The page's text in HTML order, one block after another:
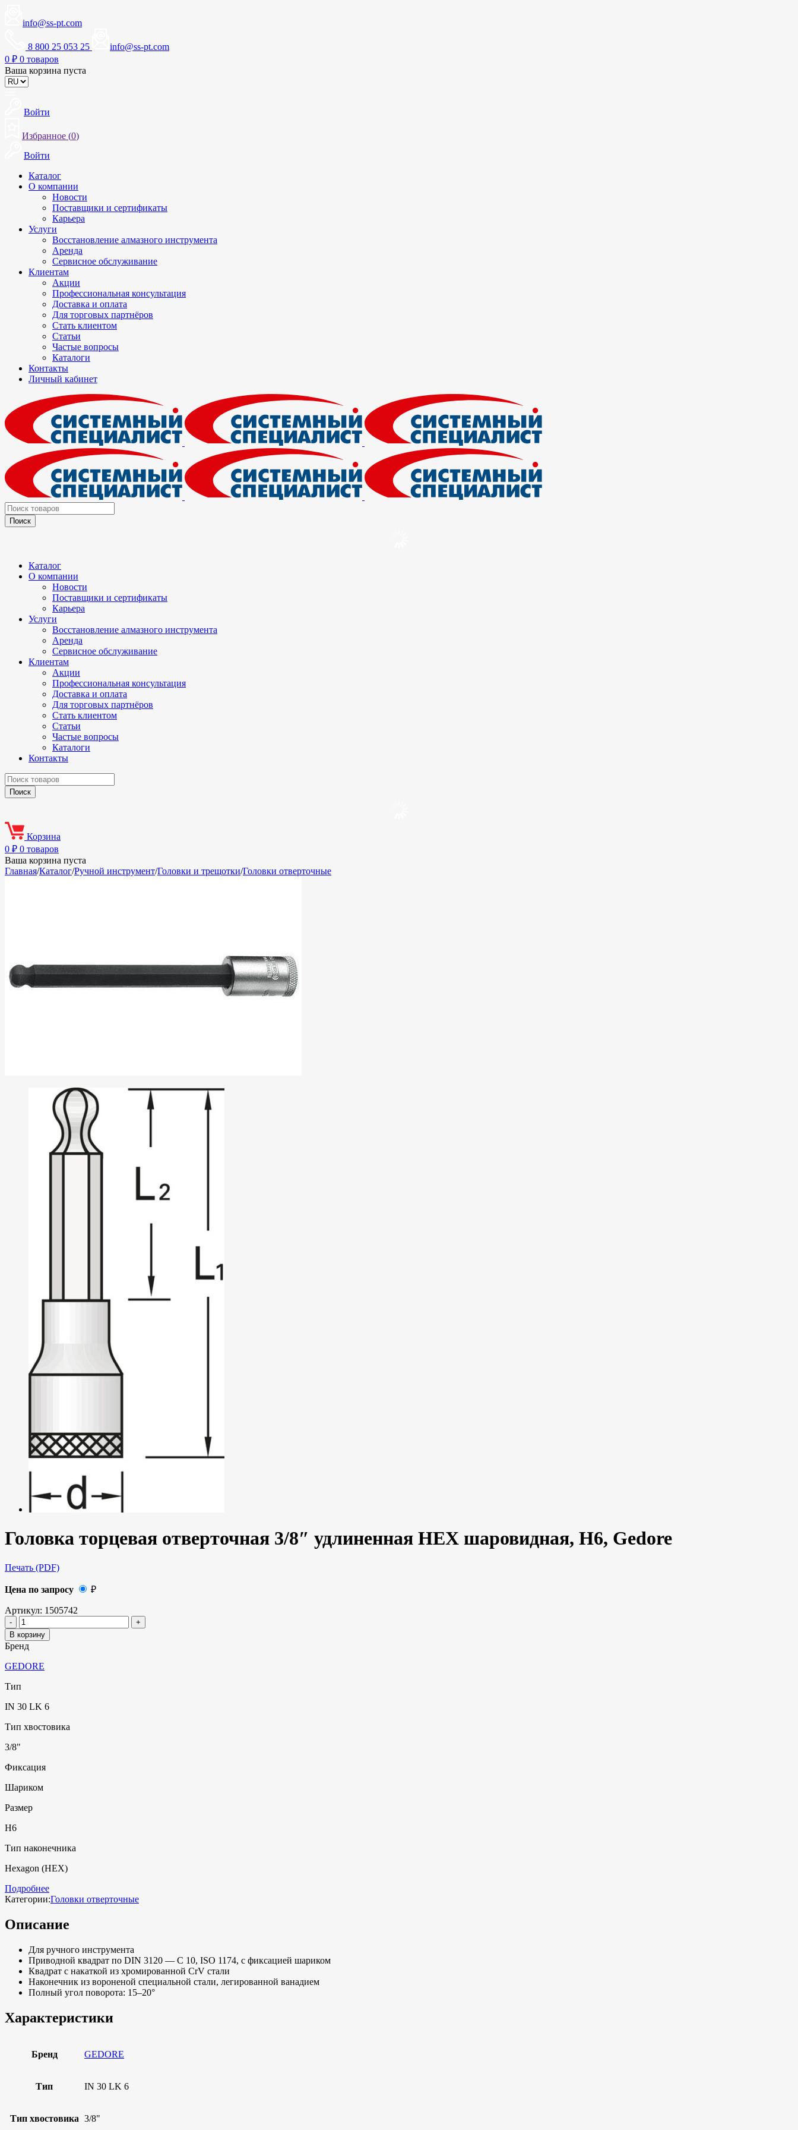
info@ss-pt.com
8 800 25 053 25
info@ss-pt.com
0 ₽ 0 товаров
Ваша корзина пуста
Войти
Избранное (0)
Войти
Каталог
О компании
Новости
Поставщики и сертификаты
Карьера
Услуги
Восстановление алмазного инструмента
Аренда
Сервисное обслуживание
Клиентам
Акции
Профессиональная консультация
Доставка и оплата
Для торговых партнёров
Стать клиентом
Статьи
Частые вопросы
Каталоги
Контакты
Личный кабинет
Каталог
О компании
Новости
Поставщики и сертификаты
Карьера
Услуги
Восстановление алмазного инструмента
Аренда
Сервисное обслуживание
Клиентам
Акции
Профессиональная консультация
Доставка и оплата
Для торговых партнёров
Стать клиентом
Статьи
Частые вопросы
Каталоги
Контакты
Корзина
0 ₽ 0 товаров
Ваша корзина пуста
Главная/Каталог/Ручной инструмент/Головки и трещотки/Головки отверточные
Головка торцевая отверточная 3/8″ удлиненная HEX шаровидная, H6, Gedore
Печать (PDF)
Цена по запросу ₽
Артикул: 1505742
В корзину
Бренд
GEDORE
Тип
IN 30 LK 6
Тип хвостовика
3/8"
Фиксация
Шариком
Размер
H6
Тип наконечника
Hexagon (HEX)
Подробнее
Категории:Головки отверточные
Описание
Для ручного инструмента
Приводной квадрат по DIN 3120 — C 10, ISO 1174, с фиксацией шариком
Квадрат с накаткой из хромированной CrV стали
Наконечник из вороненой специальной стали, легированной ванадием
Полный угол поворота: 15–20°
Характеристики
Бренд GEDORE
Тип IN 30 LK 6
Тип хвостовика 3/8"